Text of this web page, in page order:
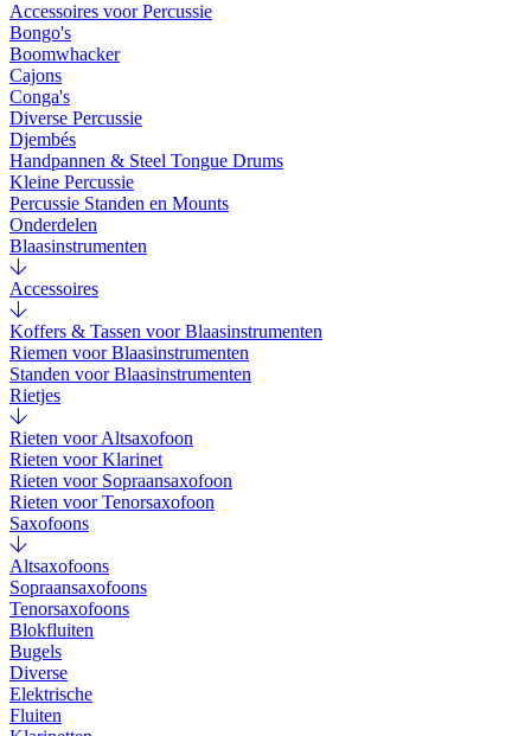
Accessoires voor Percussie
Bongo's
Boomwhacker
Cajons
Conga's
Diverse Percussie
Djembés
Handpannen & Steel Tongue Drums
Kleine Percussie
Percussie Standen en Mounts
Onderdelen
Blaasinstrumenten
Accessoires
Koffers & Tassen voor Blaasinstrumenten
Riemen voor Blaasinstrumenten
Standen voor Blaasinstrumenten
Rietjes
Rieten voor Altsaxofoon
Rieten voor Klarinet
Rieten voor Sopraansaxofoon
Rieten voor Tenorsaxofoon
Saxofoons
Altsaxofoons
Sopraansaxofoons
Tenorsaxofoons
Blokfluiten
Bugels
Diverse
Elektrische
Fluiten